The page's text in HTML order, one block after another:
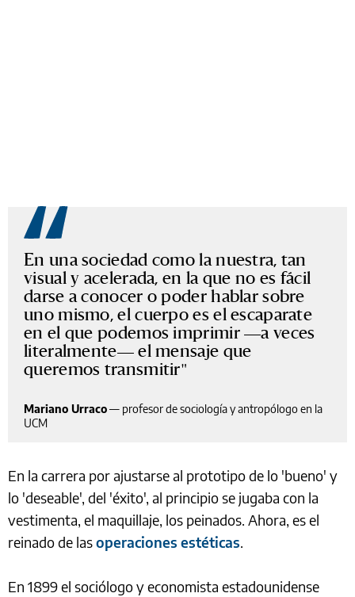
En una sociedad como la nuestra, tan
visual y acelerada, en la que no es fácil
darse a conocer o poder hablar sobre
uno mismo, el cuerpo es el escaparate
en el que podemos imprimir —a veces
literalmente— el mensaje que
queremos transmitir
Mariano Urraco— profesor de sociología y antropólogo en la
UCM
En la carrera por ajustarse al prototipo de lo 'bueno' y
lo 'deseable', del 'éxito', al principio se jugaba con la
vestimenta, el maquillaje, los peinados. Ahora, es el
reinado de lasoperaciones estéticas.
En 1899 el sociólogo y economista estadounidense